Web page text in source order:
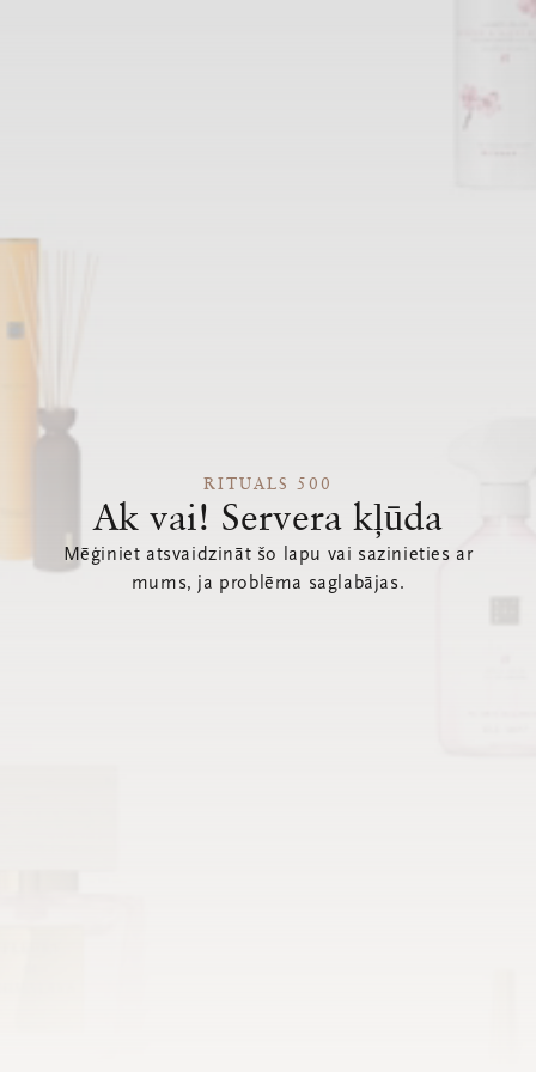
RITUALS 500
Ak vai! Servera kļūda
Mēģiniet atsvaidzināt šo lapu vai sazinieties ar
mums, ja problēma saglabājas.